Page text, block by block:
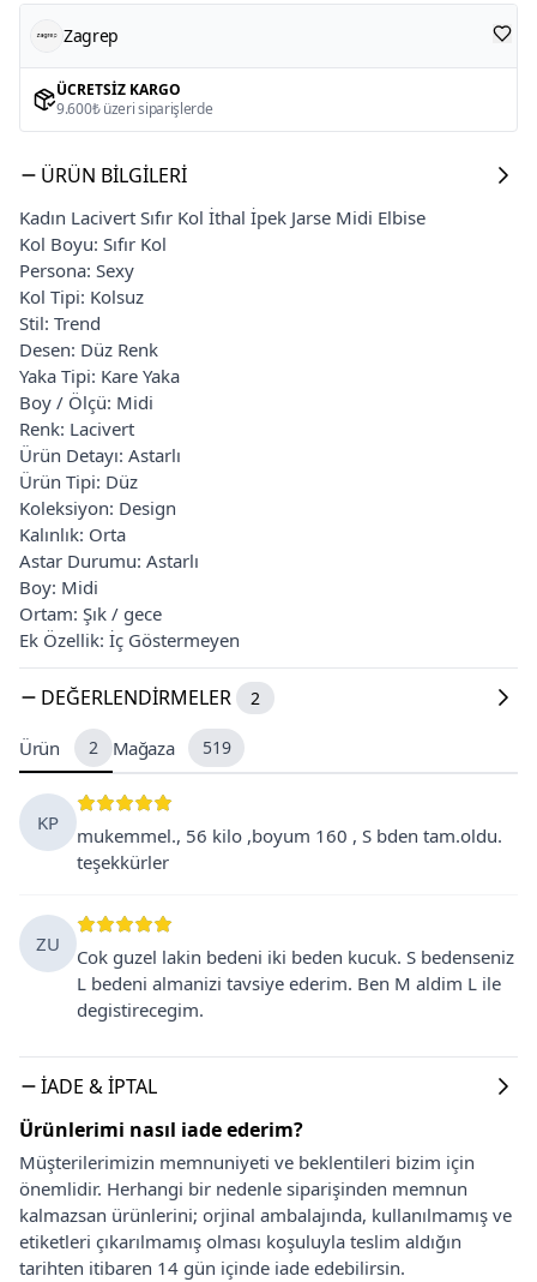
Zagrep
ÜCRETSIZ KARGO
9.600₺ üzeri siparişlerde
ÜRÜN BILGILERI
Kadın Lacivert Sıfır Kol İthal İpek Jarse Midi Elbise
Kol Boyu: Sıfır Kol
Persona: Sexy
Kol Tipi: Kolsuz
Stil: Trend
Desen: Düz Renk
Yaka Tipi: Kare Yaka
Boy / Ölçü: Midi
Renk: Lacivert
Ürün Detayı: Astarlı
Ürün Tipi: Düz
Koleksiyon: Design
Kalınlık: Orta
Astar Durumu: Astarlı
Boy: Midi
Ortam: Şık / gece
Ek Özellik: İç Göstermeyen
DEĞERLENDIRMELER 2
Ürün 2 Mağaza 519
KP
mukemmel., 56 kilo ,boyum 160 , S bden tam.oldu.
teşekkürler
ZU
Cok guzel lakin bedeni iki beden kucuk. S bedenseniz
L bedeni almanizi tavsiye ederim. Ben M aldim L ile
degistirecegim.
İADE & İPTAL
Ürünlerimi nasıl iade ederim?
Müşterilerimizin memnuniyeti ve beklentileri bizim için
önemlidir. Herhangi bir nedenle siparişinden memnun
kalmazsan ürünlerini; orjinal ambalajında, kullanılmamış ve
etiketleri çıkarılmamış olması koşuluyla teslim aldığın
tarihten itibaren 14 gün içinde iade edebilirsin.